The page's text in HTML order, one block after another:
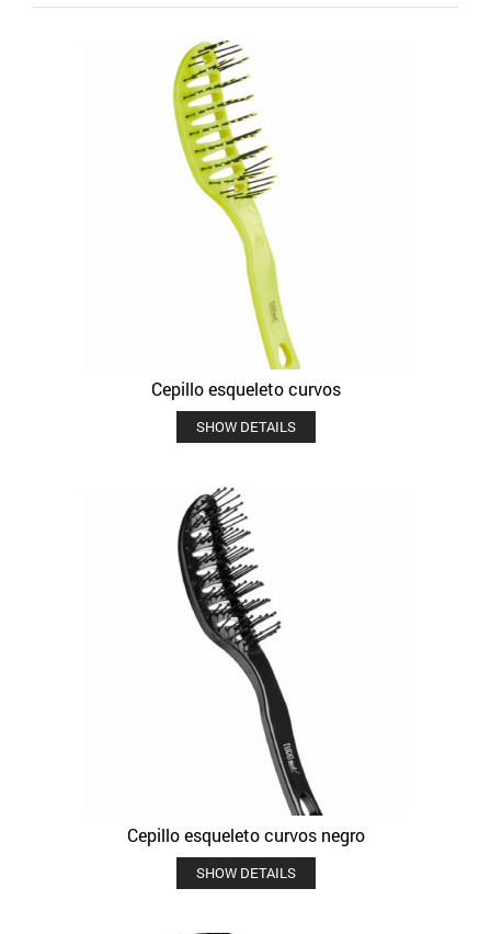
Cepillo esqueleto curvos
SHOW DETAILS
Cepillo esqueleto curvos negro
SHOW DETAILS